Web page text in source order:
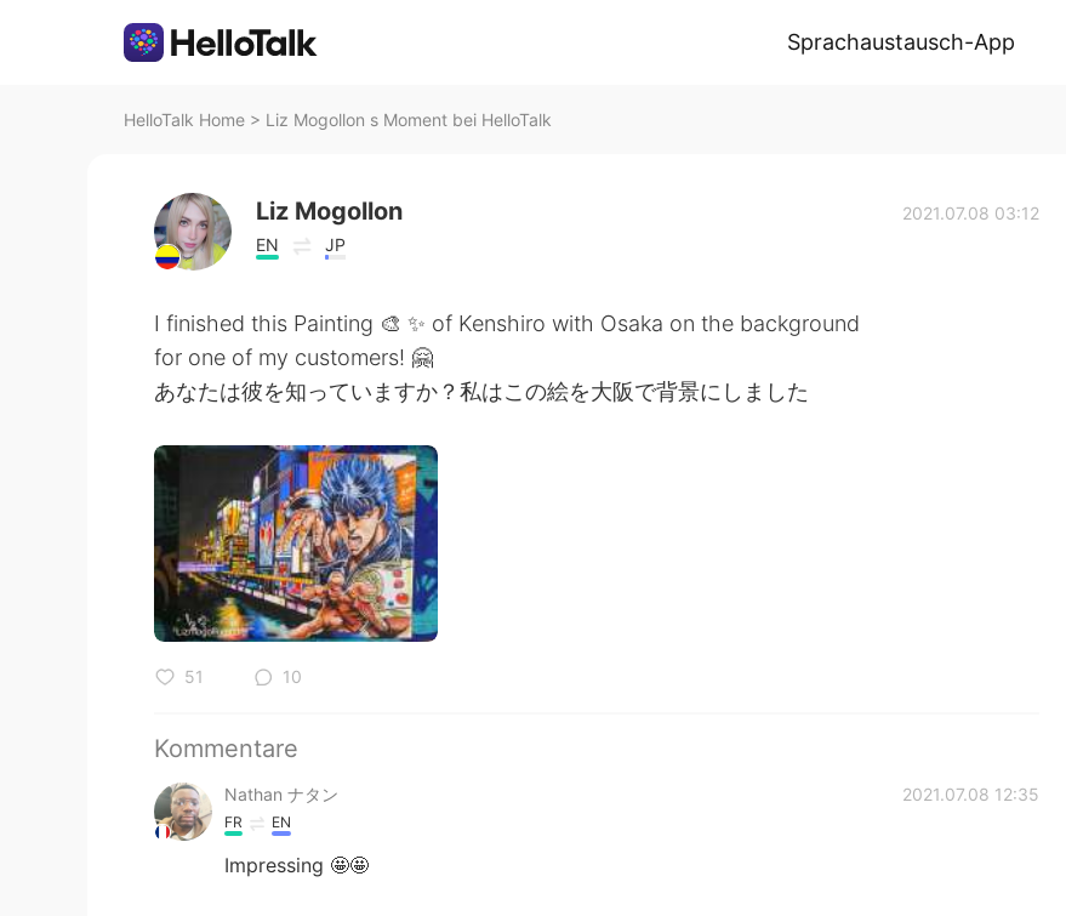
Sprachaustausch-App
HelloTalk Home > Liz Mogollon s Moment bei HelloTalk
Liz Mogollon
EN JP
2021.07.08 03:12
I finished this Painting 🎨 ✨ of Kenshiro with Osaka on the background
for one of my customers! 🤗
あなたは彼を知っていますか？私はこの絵を大阪で背景にしました
51 10
Kommentare
Nathan ナタン 2021.07.08 12:35
FR EN
Impressing 🤩🤩